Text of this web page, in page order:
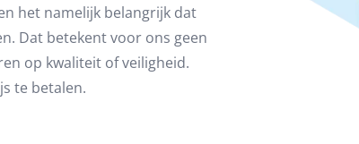
het namelijk belangrijk dat
Dat betekent voor ons geen
op kwaliteit of veiligheid.
te betalen.